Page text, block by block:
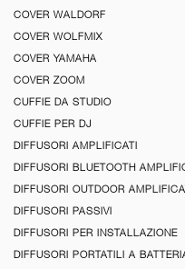
COVER WALDORF
COVER WOLFMIX
COVER YAMAHA
COVER ZOOM
CUFFIE DA STUDIO
CUFFIE PER DJ
DIFFUSORI AMPLIFICATI
DIFFUSORI BLUETOOTH
DIFFUSORI OUTDOOR
DIFFUSORI PASSIVI
DIFFUSORI PER INSTALLAZIONE
DIFFUSORI PORTATILI A